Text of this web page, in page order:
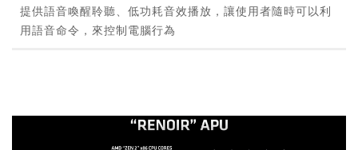
提供語音喚醒聆聽、低功耗音效播放，讓使用者隨時可以利
用語音命令，來控制電腦行為